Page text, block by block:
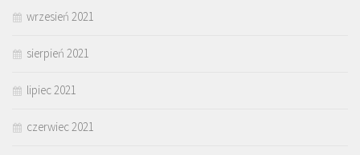
wrzesień 2021
sierpień 2021
lipiec 2021
czerwiec 2021